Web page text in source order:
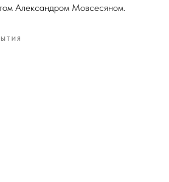
Александром Мовсесяном.